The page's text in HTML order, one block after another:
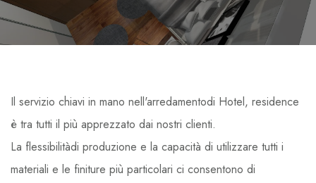
Il servizio chiavi in mano nell'arredamentodi Hotel, residence
è tra tutti il più apprezzato dai nostri clienti.
La flessibilitàdi produzione e la capacità di utilizzare tutti i
materiali e le finiture più particolari ci consentono di